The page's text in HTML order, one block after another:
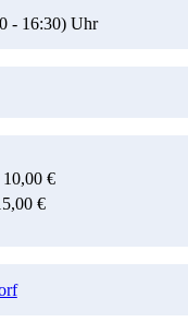
- 16:30)Uhr
€
€